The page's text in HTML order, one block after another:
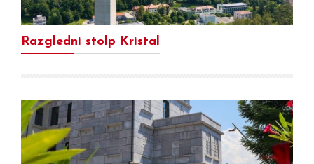
Razgledni stolp Kristal